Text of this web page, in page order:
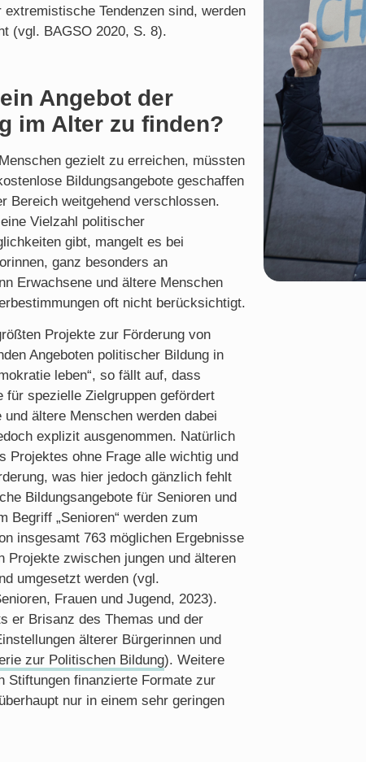
Tendenzen sind, werden
(vgl. BAGSO 2020, S. 8).
Angebot der
im Alter zu finden?
gezielt zu erreichen, müssten
Bildungsangebote geschaffen
Bereich weitgehend verschlossen.
Vielzahl politischer
gibt, mangelt es bei
ganz besonders an
Erwachsene und ältere Menschen
oft nicht berücksichtigt.
Projekte zur Förderung von
Angeboten politischer Bildung in
leben“, so fällt auf, dass
für spezielle Zielgruppen gefördert
ältere Menschen werden dabei
explizit ausgenommen. Natürlich
Projektes ohne Frage alle wichtig und
was hier jedoch gänzlich fehlt
Bildungsangebote für Senioren und
Begriff „Senioren“ werden zum
insgesamt 763 möglichen Ergebnisse
Projekte zwischen jungen und älteren
umgesetzt werden (vgl.
Frauen und Jugend, 2023).
er Brisanz des Themas und der
älterer Bürgerinnen und
zur Politischen Bildung). Weitere
Stiftungen finanzierte Formate zur
nur in einem sehr geringen